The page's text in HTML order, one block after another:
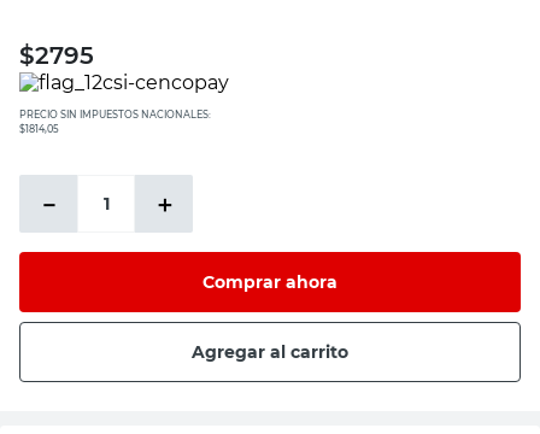
$2795
PRECIO SIN IMPUESTOS NACIONALES:
$1814,05
＋
－
Comprar ahora
Agregar al carrito